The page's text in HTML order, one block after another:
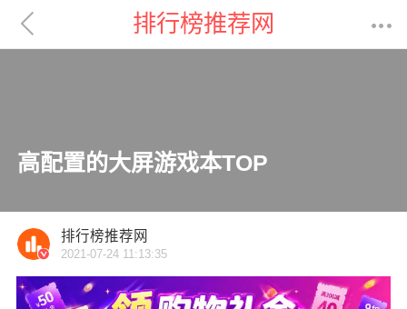
 排行榜推荐网 
高配置的大屏游戏本TOP

排行榜推荐网
2021-07-24 11:13:35